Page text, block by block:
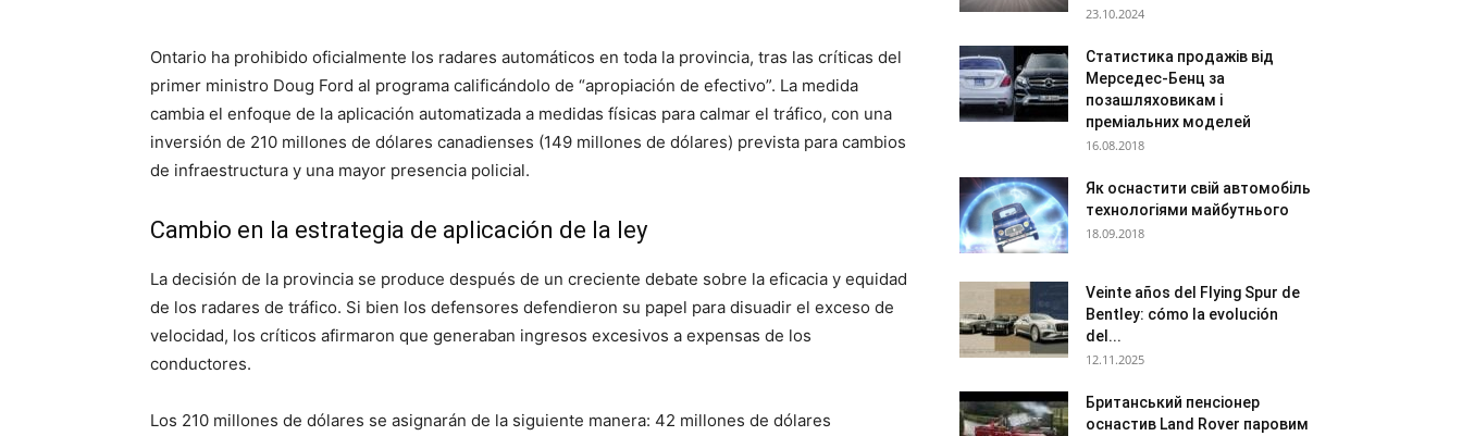
Ontario ha prohibido oficialmente los radares automáticos en toda la provincia, tras las críticas del
primer ministro Doug Ford al programa calificándolo de “apropiación de efectivo”. La medida
cambia el enfoque de la aplicación automatizada a medidas físicas para calmar el tráfico, con una
inversión de 210 millones de dólares canadienses (149 millones de dólares) prevista para cambios
de infraestructura y una mayor presencia policial.
Cambio en la estrategia de aplicación de la ley
La decisión de la provincia se produce después de un creciente debate sobre la eficacia y equidad
de los radares de tráfico. Si bien los defensores defendieron su papel para disuadir el exceso de
velocidad, los críticos afirmaron que generaban ingresos excesivos a expensas de los
conductores.
Los 210 millones de dólares se asignarán de la siguiente manera: 42 millones de dólares
23.10.2024
Статистика продажів від
Мерседес-Бенц за
позашляховикам і
преміальних моделей
16.08.2018
Як оснастити свій автомобіль
технологіями майбутнього
18.09.2018
Veinte años del Flying Spur de
Bentley: cómo la evolución
del...
12.11.2025
Британський пенсіонер
оснастив Land Rover паровим